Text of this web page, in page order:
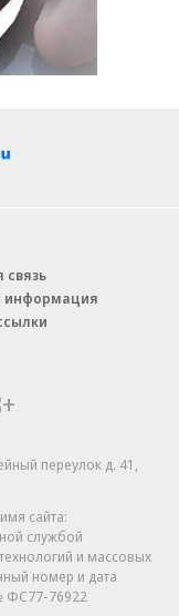
связь
информация
переулок д. 41,
сайта:
службой
и массовых
номер и дата
ФС77-76922